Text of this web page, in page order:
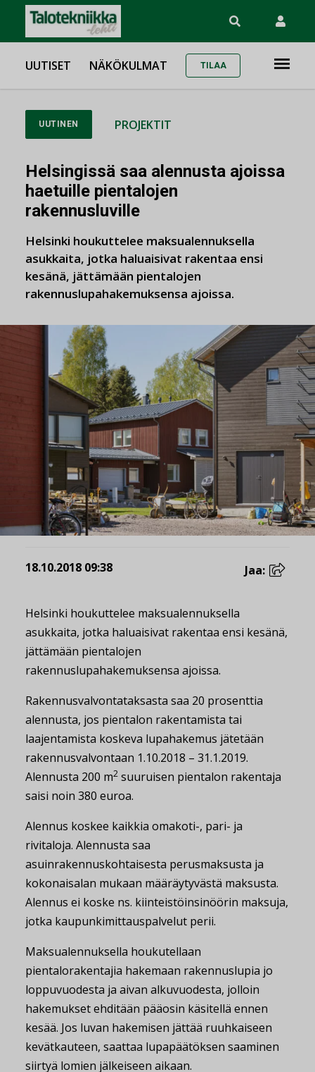
UUTISET NÄKÖKULMAT TILAA
UUTINEN PROJEKTIT
Helsingissä saa alennusta ajoissa
haetuille pientalojen
rakennusluville
Helsinki houkuttelee maksualennuksella
asukkaita, jotka haluaisivat rakentaa ensi
kesänä, jättämään pientalojen
rakennuslupahakemuksensa ajoissa.
18.10.2018 09:38 Jaa:
Helsinki houkuttelee maksualennuksella
asukkaita, jotka haluaisivat rakentaa ensi kesänä,
jättämään pientalojen
rakennuslupahakemuksensa ajoissa.
Rakennusvalvontataksasta saa 20 prosenttia
alennusta, jos pientalon rakentamista tai
laajentamista koskeva lupahakemus jätetään
rakennusvalvontaan 1.10.2018 – 31.1.2019.
Alennusta 200 m2 suuruisen pientalon rakentaja
saisi noin 380 euroa.
Alennus koskee kaikkia omakoti-, pari- ja
rivitaloja. Alennusta saa
asuinrakennuskohtaisesta perusmaksusta ja
kokonaisalan mukaan määräytyvästä maksusta.
Alennus ei koske ns. kiinteistöinsinöörin maksuja,
jotka kaupunkimittauspalvelut perii.
Maksualennuksella houkutellaan
pientalorakentajia hakemaan rakennuslupia jo
loppuvuodesta ja aivan alkuvuodesta, jolloin
hakemukset ehditään pääosin käsitellä ennen
kesää. Jos luvan hakemisen jättää ruuhkaiseen
kevätkauteen, saattaa lupapäätöksen saaminen
siirtyä lomien jälkeiseen aikaan.